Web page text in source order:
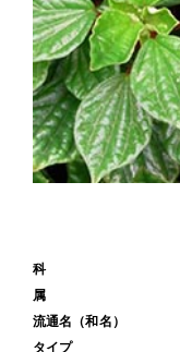
科
属
流通名（和名）
タイプ